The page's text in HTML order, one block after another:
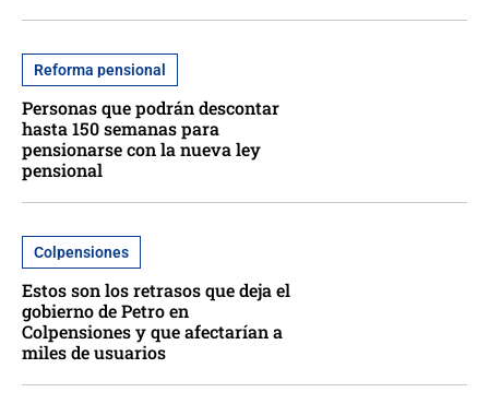
Reforma pensional
Personas que podrán descontar
hasta 150 semanas para
pensionarse con la nueva ley
pensional
Colpensiones
Estos son los retrasos que deja el
gobierno de Petro en
Colpensiones y que afectarían a
miles de usuarios